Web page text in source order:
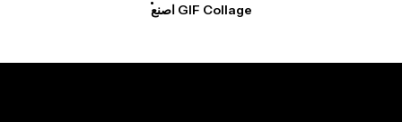
اصنع GIF Collage